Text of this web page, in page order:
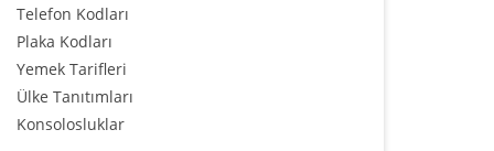
Telefon Kodları
Plaka Kodları
Yemek Tarifleri
Ülke Tanıtımları
Konsolosluklar